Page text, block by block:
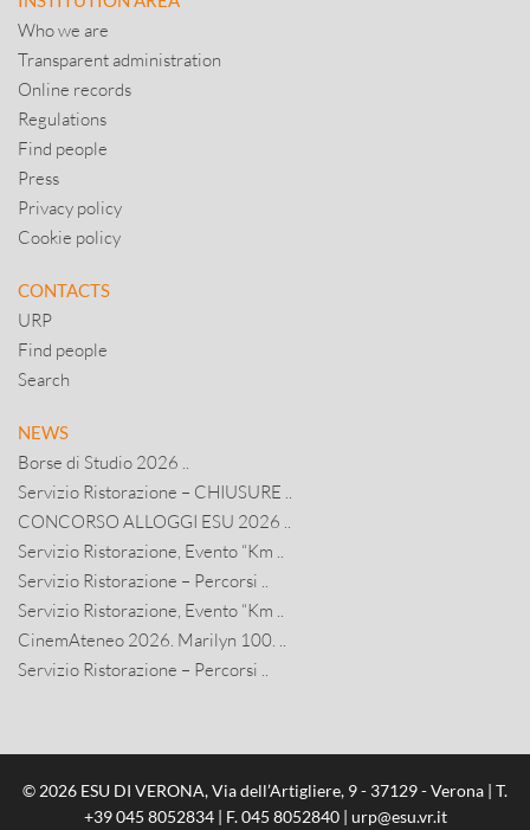
Who we are
Transparent administration
Online records
Regulations
Find people
Press
Privacy policy
Cookie policy
CONTACTS
URP
Find people
Search
NEWS
Borse di Studio 2026 ..
Servizio Ristorazione – CHIUSURE ..
CONCORSO ALLOGGI ESU 2026 ..
Servizio Ristorazione, Evento “Km ..
Servizio Ristorazione – Percorsi ..
Servizio Ristorazione, Evento “Km ..
CinemAteneo 2026. Marilyn 100. ..
Servizio Ristorazione – Percorsi ..
© 2026 ESU DI VERONA, Via dell’Artigliere, 9 - 37129 - Verona | T.
+39 045 8052834| F. 045 8052840 | urp@esu.vr.it